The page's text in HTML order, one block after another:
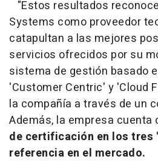
"Estos resultados
Systems como proveedor
catapultan a las mejores
servicios ofrecidos por su
sistema de gestión basado
'Customer Centric' y 'Cloud
la compañía a través de un
Además, la empresa cuenta
de certificación en los tres
referencia en el mercado.